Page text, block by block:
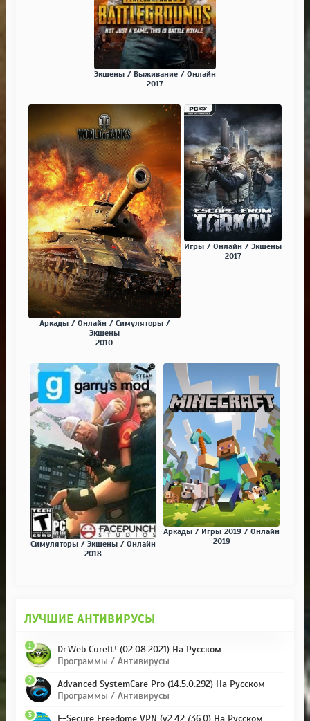
Экшены / Выживание / Онлайн
2017
Аркады / Онлайн / Симуляторы /
Экшены
2010
Игры / Онлайн / Экшены
2017
Симуляторы / Экшены / Онлайн
2018
Аркады / Игры 2019 / Онлайн
2019
ЛУЧШИЕ АНТИВИРУСЫ
Dr.Web CureIt! (02.08.2021) На Русском
Программы / Антивирусы
1
Advanced SystemCare Pro (14.5.0.292) На Русском
Программы / Антивирусы
2
F-Secure Freedome VPN (v2.42.736.0) На Русском
3